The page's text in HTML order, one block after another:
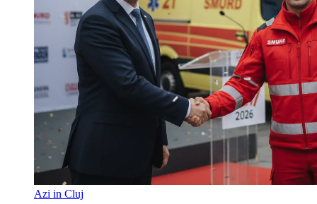
Azi in Cluj